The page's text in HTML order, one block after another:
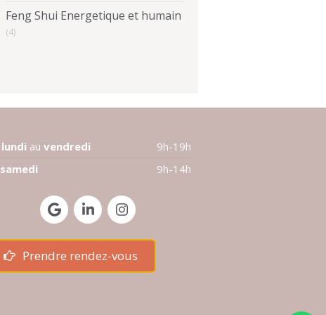
Feng Shui Energetique et humain
(4)
lundi au vendredi
9h-19h
samedi 9h-14h
Prendre rendez-vous